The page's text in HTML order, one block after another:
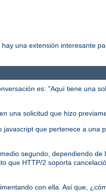
hay una extensión interesante
es: "Aquí tiene una
una solicitud que hizo
que pertenece a una
segundo, dependiendo de
que HTTP/2 soporta
con ella. Así que,